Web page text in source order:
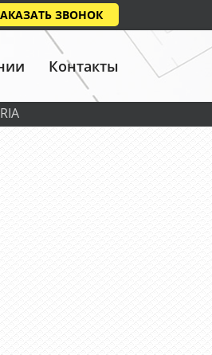
ЗВОНОК
Контакты